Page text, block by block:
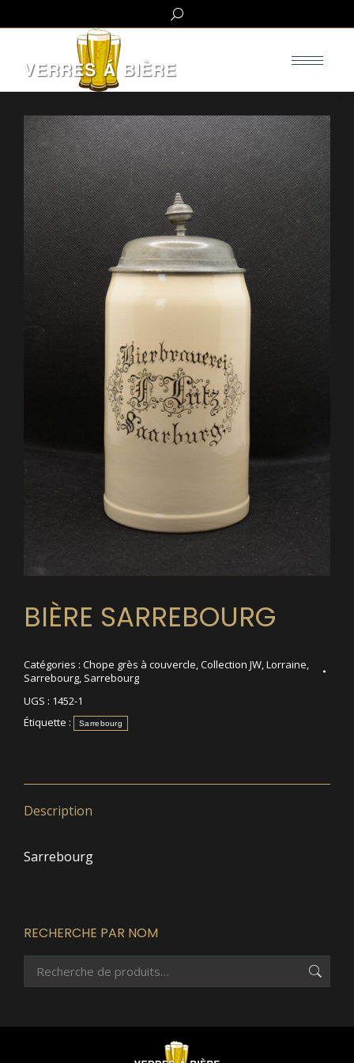
Search:
BIÈRE SARREBOURG
Catégories : Chope grès à couvercle,Collection JW,Lorraine,
Sarrebourg, Sarrebourg
UGS : 1452-1
Étiquette :
Sarrebourg
Description
Sarrebourg
RECHERCHE PAR NOM